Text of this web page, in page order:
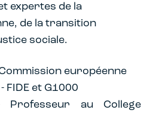
expertes de la
de la transition
sociale.
européenne
FIDE et G1000
Professeur au College